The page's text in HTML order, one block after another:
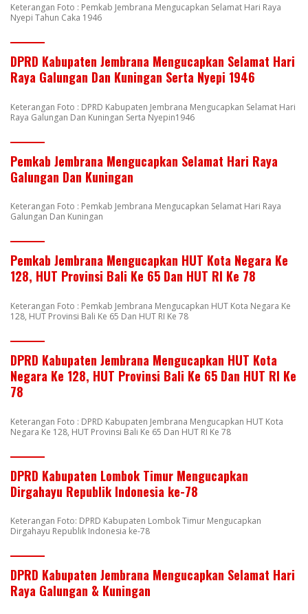
Keterangan Foto : Pemkab Jembrana Mengucapkan Selamat Hari Raya
Nyepi Tahun Caka 1946
DPRD Kabupaten Jembrana Mengucapkan Selamat Hari
Raya Galungan Dan Kuningan Serta Nyepi 1946
Keterangan Foto : DPRD Kabupaten Jembrana Mengucapkan Selamat Hari
Raya Galungan Dan Kuningan Serta Nyepin1946
Pemkab Jembrana Mengucapkan Selamat Hari Raya
Galungan Dan Kuningan
Keterangan Foto : Pemkab Jembrana Mengucapkan Selamat Hari Raya
Galungan Dan Kuningan
Pemkab Jembrana Mengucapkan HUT Kota Negara Ke
128, HUT Provinsi Bali Ke 65 Dan HUT RI Ke 78
Keterangan Foto : Pemkab Jembrana Mengucapkan HUT Kota Negara Ke
128, HUT Provinsi Bali Ke 65 Dan HUT RI Ke 78
DPRD Kabupaten Jembrana Mengucapkan HUT Kota
Negara Ke 128, HUT Provinsi Bali Ke 65 Dan HUT RI Ke
78
Keterangan Foto : DPRD Kabupaten Jembrana Mengucapkan HUT Kota
Negara Ke 128, HUT Provinsi Bali Ke 65 Dan HUT RI Ke 78
DPRD Kabupaten Lombok Timur Mengucapkan
Dirgahayu Republik Indonesia ke-78
Keterangan Foto: DPRD Kabupaten Lombok Timur Mengucapkan
Dirgahayu Republik Indonesia ke-78
DPRD Kabupaten Jembrana Mengucapkan Selamat Hari
Raya Galungan & Kuningan